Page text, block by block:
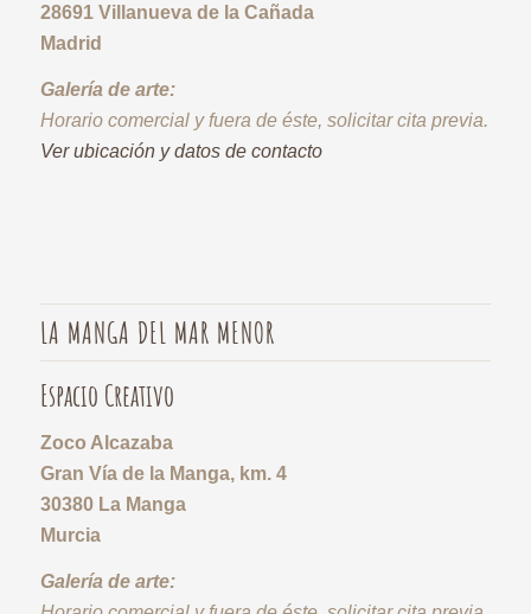
28691 Villanueva de la Cañada
Madrid
Galería de arte:
Horario comercial y fuera de éste, solicitar cita previa.
Ver ubicación y datos de contacto
LA MANGA DEL MAR MENOR
Espacio Creativo
Zoco Alcazaba
Gran Vía de la Manga, km. 4
30380 La Manga
Murcia
Galería de arte: